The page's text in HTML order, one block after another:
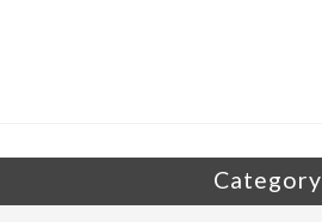
Category